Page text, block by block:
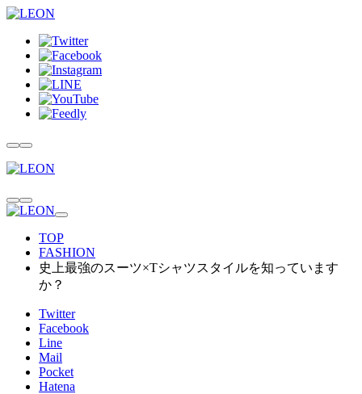
TOP
FASHION
史上最強のスーツ×Tシャツスタイルを知っています
か？
Twitter
Facebook
Line
Mail
Pocket
Hatena